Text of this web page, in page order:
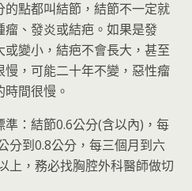
點都叫結節，結節不一定就
、發炎或結疤。如果是發
變小，結疤不會長大，甚至
，可能二十年不變，惡性瘤
間很慢。
：結節0.6公分(含以內)，每
分到0.8公分，每三個月到六
上，務必找胸腔外科醫師做切